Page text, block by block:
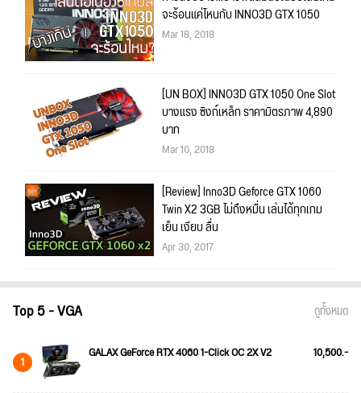
จะร้อนแค่ไหนกับ INNO3D GTX 1050
Mar 18, 2018
[UN BOX] INNO3D GTX 1050 One Slot
บางแรง ซิงก์เหล็ก ราคามิตรภาพ 4,890
บาท
Mar 10, 2018
[Review] Inno3D Geforce GTX 1060
Twin X2 3GB ไม่ถึงหมื่น เล่นได้ทุกเกม
เย็น เงียบ ลื่น
Apr 30, 2017
Top 5 - VGA ดูทั้งหมด
1 GALAX GeForce RTX 4060 1-Click OC 2X V2 10,500.-